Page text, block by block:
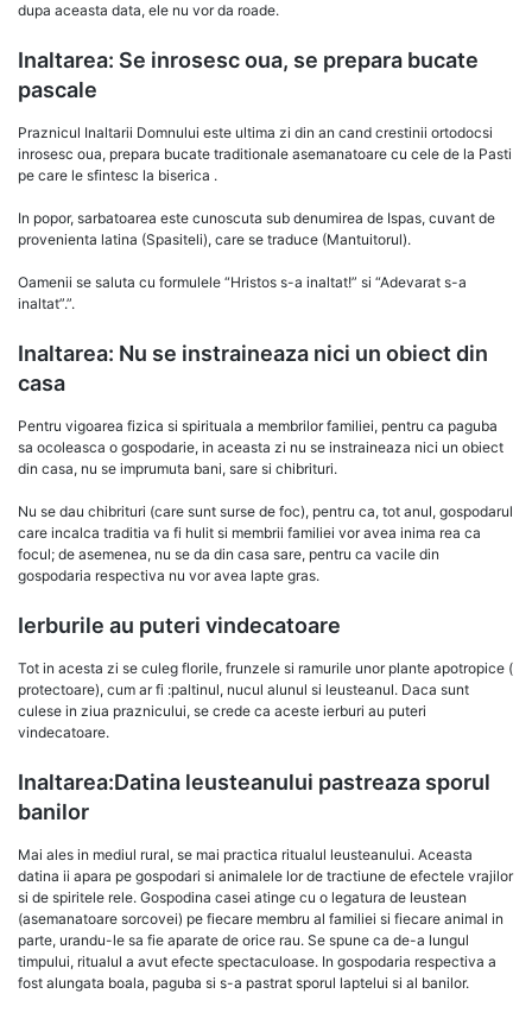
dupa aceasta data, ele nu vor da roade.
Inaltarea: Se inrosesc oua, se prepara bucate
pascale
Praznicul Inaltarii Domnului este ultima zi din an cand crestinii ortodocsi
inrosesc oua, prepara bucate traditionale asemanatoare cu cele de la Pasti
pe care le sfintesc la biserica .
In popor, sarbatoarea este cunoscuta sub denumirea de Ispas, cuvant de
provenienta latina (Spasiteli), care se traduce (Mantuitorul).
Oamenii se saluta cu formulele “Hristos s-a inaltat!” si “Adevarat s-a
inaltat”.”.
Inaltarea: Nu se instraineaza nici un obiect din
casa
Pentru vigoarea fizica si spirituala a membrilor familiei, pentru ca paguba
sa ocoleasca o gospodarie, in aceasta zi nu se instraineaza nici un obiect
din casa, nu se imprumuta bani, sare si chibrituri.
Nu se dau chibrituri (care sunt surse de foc), pentru ca, tot anul, gospodarul
care incalca traditia va fi hulit si membrii familiei vor avea inima rea ca
focul; de asemenea, nu se da din casa sare, pentru ca vacile din
gospodaria respectiva nu vor avea lapte gras.
Ierburile au puteri vindecatoare
Tot in acesta zi se culeg florile, frunzele si ramurile unor plante apotropice (
protectoare), cum ar fi :paltinul, nucul alunul si leusteanul. Daca sunt
culese in ziua praznicului, se crede ca aceste ierburi au puteri
vindecatoare.
Inaltarea:Datina leusteanului pastreaza sporul
banilor
Mai ales in mediul rural, se mai practica ritualul leusteanului. Aceasta
datina ii apara pe gospodari si animalele lor de tractiune de efectele vrajilor
si de spiritele rele. Gospodina casei atinge cu o legatura de leustean
(asemanatoare sorcovei) pe fiecare membru al familiei si fiecare animal in
parte, urandu-le sa fie aparate de orice rau. Se spune ca de-a lungul
timpului, ritualul a avut efecte spectaculoase. In gospodaria respectiva a
fost alungata boala, paguba si s-a pastrat sporul laptelui si al banilor.